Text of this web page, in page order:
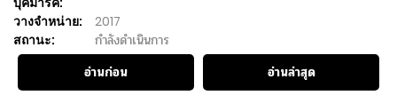
วางจำหน่าย:
2017
สถานะ:
กำลังดำเนินการ
อ่านก่อน
อ่านล่าสุด